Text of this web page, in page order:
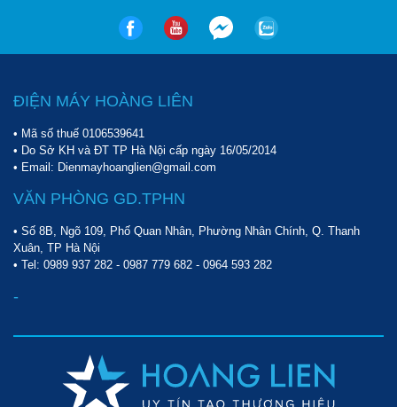
ĐIỆN MÁY HOÀNG LIÊN
• Mã số thuế 0106539641
• Do Sở KH và ĐT TP Hà Nội cấp ngày 16/05/2014
• Email: Dienmayhoanglien@gmail.com
VĂN PHÒNG GD.TPHN
• Số 8B, Ngõ 109, Phố Quan Nhân, Phường Nhân Chính, Q. Thanh
Xuân, TP Hà Nội
• Tel: 0989 937 282 - 0987 779 682 - 0964 593 282
-